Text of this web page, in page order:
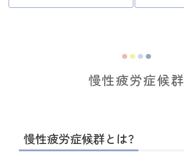
慢性疲労症候群
慢性疲労症候群とは?